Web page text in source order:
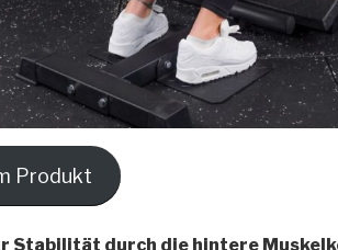
Produkt
Stabilität durch die hintere